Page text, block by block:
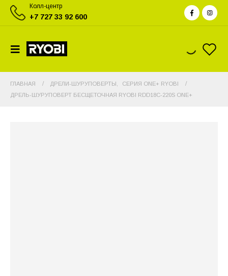
Колл-центр
+7 727 33 92 600
ГЛАВНАЯ ДРЕЛИ-ШУРУПОВЕРТЫ
СЕРИЯ ONE+ RYOBI
ДРЕЛЬ-ШУРУПОВЕРТ БЕСЩЕТОЧНАЯ RYOBI RDD18C-220S ONE+